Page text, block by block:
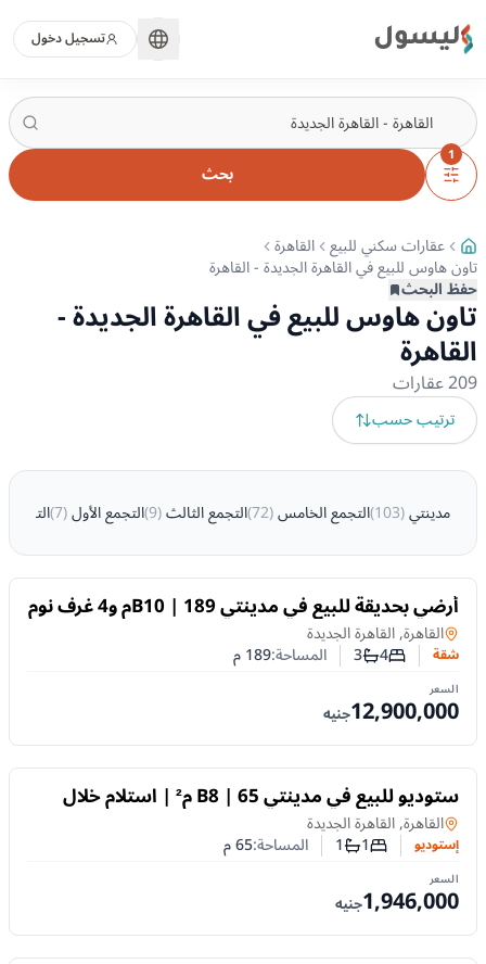
ليسول تسجيل دخول
1
بحث
عقارات سكني للبيع القاهرة
تاون هاوس للبيع في القاهرة الجديدة - القاهرة
حفظ البحث
تاون هاوس للبيع في القاهرة الجديدة -
القاهرة
209عقارات
ترتيب حسب
مدينتي(
103
)التجمع الخامس(
72
)التجمع الثالث(
9
)التجمع الأول(
7
)
للبيع أرضي بحديقة للبيع في مدينتي B10 | 189م و4 غرف نوم
بتشطيب خاص
في
القاهرة, القاهرة الجديدة
شقة عدد غرف النوم
4عدد الحمامات
3 المساحة:189م
السعر
12,900,000جنيه
للبيع ستوديو للبيع في مدينتي B8 | 65 م² | استلام خلال
شهرين | تقسيط حتى 8 سنوات
إستوديوفي
القاهرة, القاهرة الجديدة
إستوديو عدد غرف النوم
1عدد الحمامات
1 المساحة:65م
السعر
1,946,000جنيه